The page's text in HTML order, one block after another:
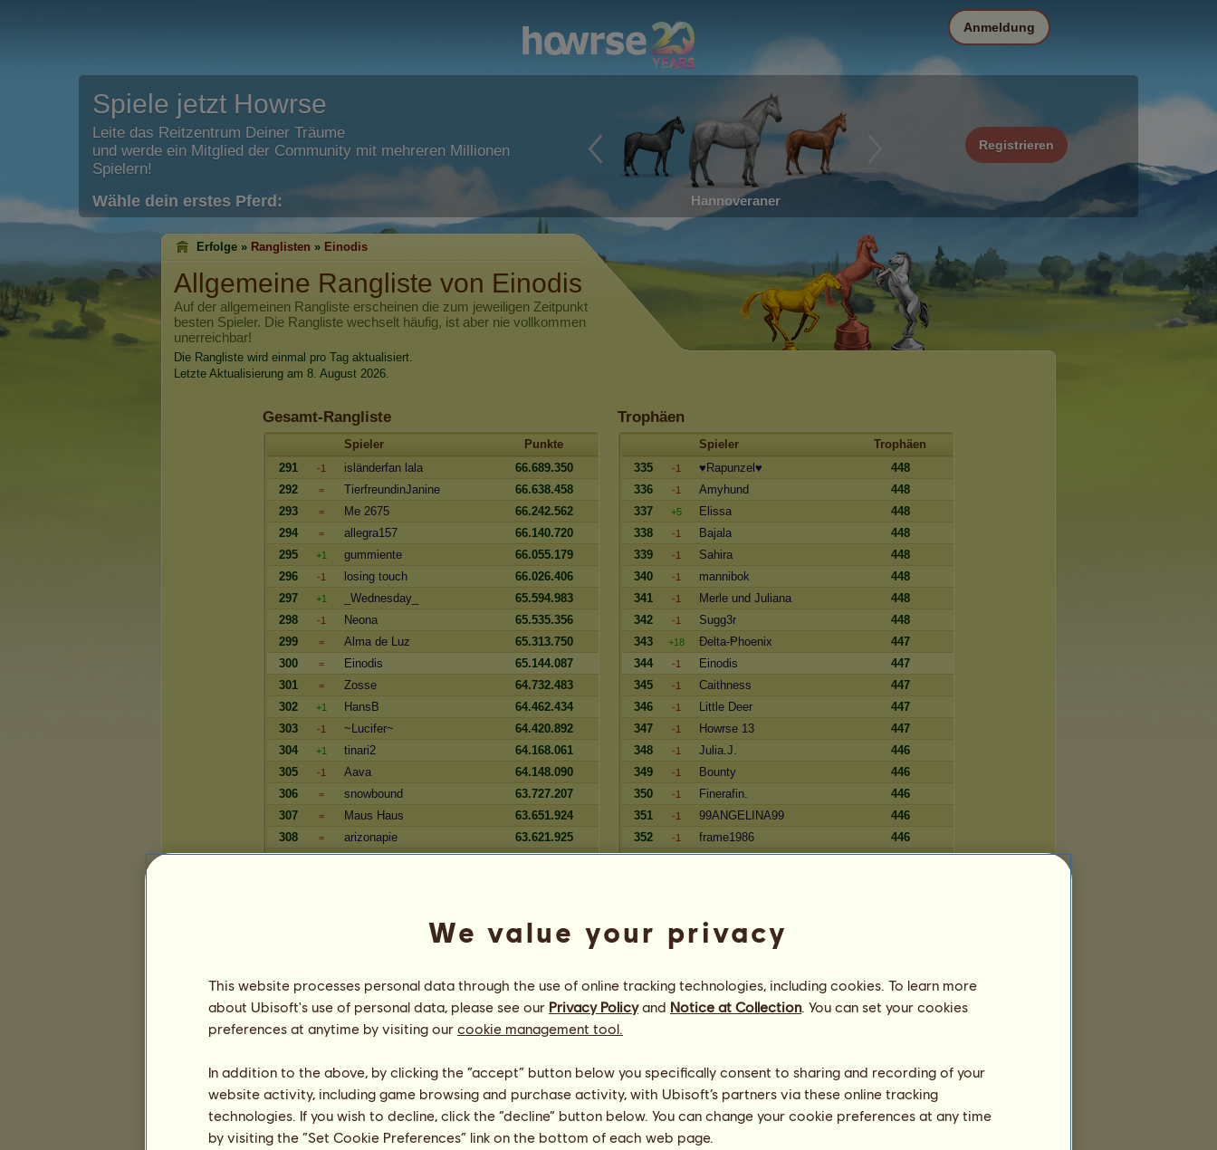
Spiele jetzt Howrse
Leite das Reitzentrum Deiner Träume
und werde ein Mitglied der Community mit mehreren Millionen
Spielern!
Wähle dein erstes Pferd: Hannoveraner
Registrieren
Anmeldung
Erfolge » Ranglisten » Einodis
Allgemeine Rangliste von Einodis
Auf der allgemeinen Rangliste erscheinen die zum jeweiligen Zeitpunkt
besten Spieler. Die Rangliste wechselt häufig, ist aber nie vollkommen
unerreichbar!
Die Rangliste wird einmal pro Tag aktualisiert.
Letzte Aktualisierung am 8. August 2026.
Gesamt-Rangliste
Spieler
Punkte
291
-1 isländerfan lala
66.689.350
292
= TierfreundinJanine
66.638.458
293
= Me 2675
66.242.562
294
= allegra157
66.140.720
295
+1 gummiente
66.055.179
296
-1 losing touch
66.026.406
297
+1 _Wednesday_
65.594.983
298
-1 Neona
65.535.356
299
= Alma de Luz
65.313.750
300
= Einodis
65.144.087
301
= Zosse
64.732.483
302
+1 HansB
64.462.434
303
-1 ~Lucifer~
64.420.892
304
+1 tinari2
64.168.061
305
-1 Aava
64.148.090
306
= snowbound
63.727.207
307
= Maus Haus
63.651.924
308
= arizonapie
63.621.925
309
Bodie
63.511.205
Trophäen
Spieler
Trophäen
335
-1 ♥Rapunzel♥
448
336
-1 Amyhund
448
337
+5 Elissa
448
338
-1 Bajala
448
339
-1 Sahira
448
340
-1 mannibok
448
341
-1 Merle und Juliana
448
342
-1 Sugg3r
448
343
+18 Ðelta-Ᵽhoenix
447
344
-1 Einodis
447
345
-1 Caithness
447
346
-1 Little Deer
447
347
-1 Howrse 13
447
348
-1 Julia.J.
446
349
-1 Bounty
446
350
-1 Finerafin.
446
351
-1 99ANGELINA99
446
352
-1 frame1986
446
353
Shadow Moon
446
696
= MissMicky
80.900.698
697
= Mattilein
80.703.353
698
+4 Salazar Slytherin
80.676.363
700
-1 Butterhase
80.580.819
701
-1 Nimoee
80.481.901
702
-1 Dreililien
80.414.830
703
= _Vivian_
80.118.537
Zugehörigkeit
62
= Farbenzwerg
6.537
63
= CallJS
6.536
66
= Hubabuba
6.524
67
= Nezumi 鼠
6.520
68
= Neffy
6.515
69
= Stallausmister
We value your privacy
This website processes personal data through the use of online tracking technologies, including cookies. To learn more
about Ubisoft's use of personal data, please see our Privacy Policyand Notice at Collection. You can set your cookies
preferences at anytime by visiting our cookie management tool.
In addition to the above, by clicking the “accept” button below you specifically consent to sharing and recording of your
website activity, including game browsing and purchase activity, with Ubisoft’s partners via these online tracking
technologies. If you wish to decline, click the “decline” button below. You can change your cookie preferences at any time
by visiting the “Set Cookie Preferences” link on the bottom of each web page.